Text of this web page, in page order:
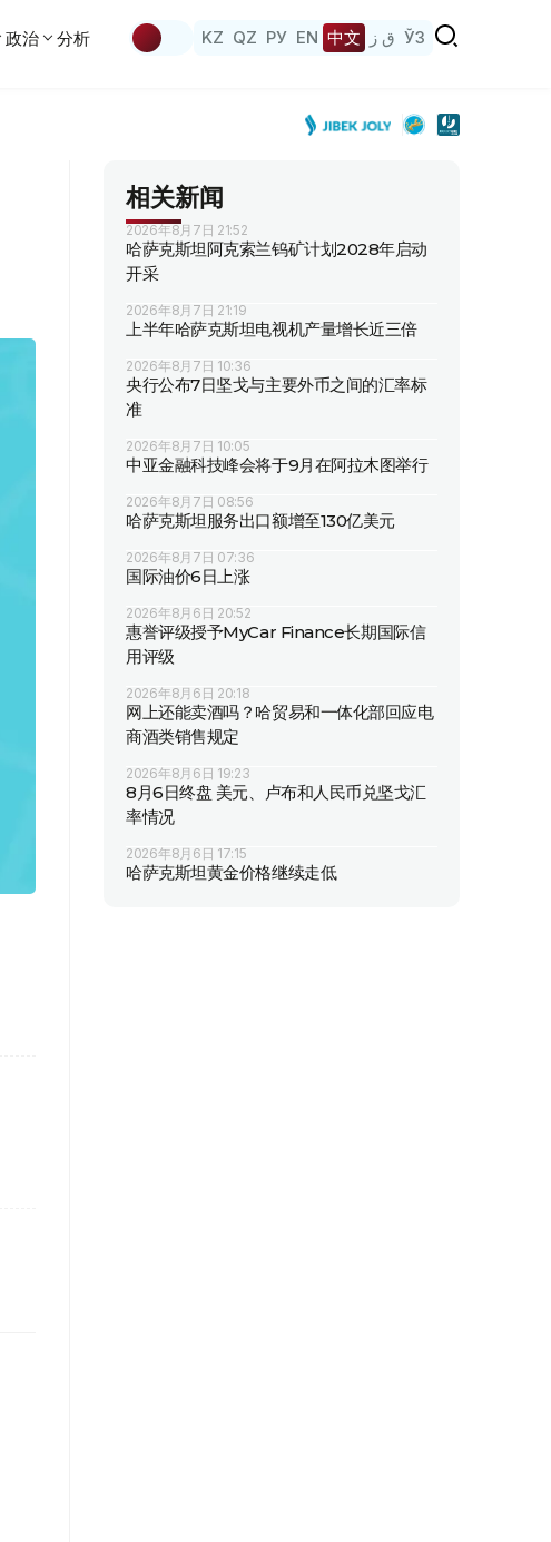
政治 分析 KZ QZ РУ EN 中文 ق ز ЎЗ
相关新闻
2026年8月7日 21:52
哈萨克斯坦阿克索兰钨矿计划2028年启动
开采
2026年8月7日 21:19
上半年哈萨克斯坦电视机产量增长近三倍
2026年8月7日 10:36
央行公布7日坚戈与主要外币之间的汇率标
准
2026年8月7日 10:05
中亚金融科技峰会将于9月在阿拉木图举行
2026年8月7日 08:56
哈萨克斯坦服务出口额增至130亿美元
2026年8月7日 07:36
国际油价6日上涨
2026年8月6日 20:52
惠誉评级授予MyCar Finance长期国际信
用评级
2026年8月6日 20:18
网上还能卖酒吗？哈贸易和一体化部回应电
商酒类销售规定
2026年8月6日 19:23
8月6日终盘 美元、卢布和人民币兑坚戈汇
率情况
2026年8月6日 17:15
哈萨克斯坦黄金价格继续走低